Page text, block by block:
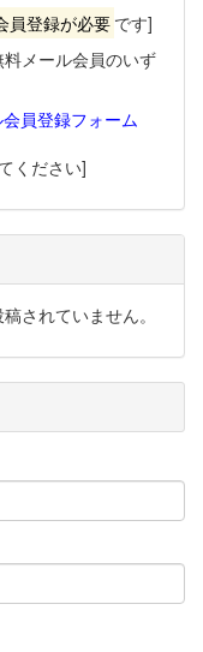
員登録が必要 です]
メール会員のいず
員登録フォーム
ください]
されていません。